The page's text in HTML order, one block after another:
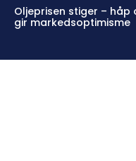
Oljeprisen stiger – håp
gir markedsoptimisme